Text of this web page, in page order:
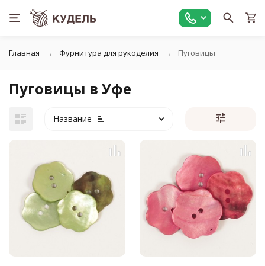
Главная Фурнитура для рукоделия Пуговицы
Пуговицы в Уфе
Название